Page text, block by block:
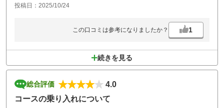
投稿日：2025/10/24
この口コミは参考になりましたか？ 1
続きを見る
総合評価
4.0
コースの乗り入れについて